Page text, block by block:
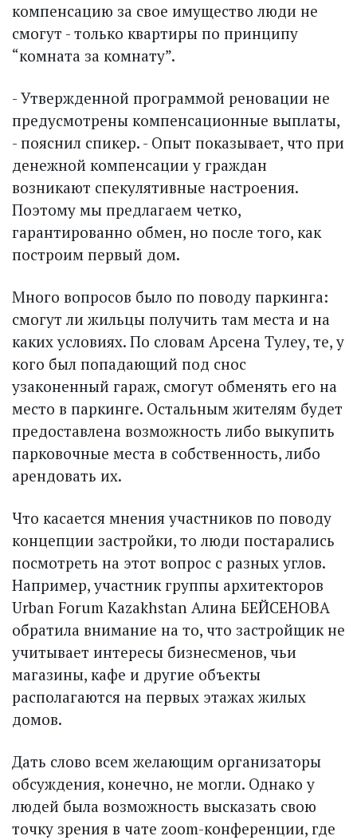
компенсацию за свое имущество люди не
смогут - только квартиры по принципу
“комната за комнату”.
- Утвержденной программой реновации не
предусмотрены компенсационные выплаты,
- пояснил спикер. - Опыт показывает, что при
денежной компенсации у граждан
возникают спекулятивные настроения.
Поэтому мы предлагаем четко,
гарантированно обмен, но после того, как
построим первый дом.
Много вопросов было по поводу паркинга:
смогут ли жильцы получить там места и на
каких условиях. По словам Арсена Тулеу, те, у
кого был попадающий под снос
узаконенный гараж, смогут обменять его на
место в паркинге. Остальным жителям будет
предоставлена возможность либо выкупить
парковочные места в собственность, либо
арендовать их.
Что касается мнения участников по поводу
концепции застройки, то люди постарались
посмотреть на этот вопрос с разных углов.
Например, участник группы архитекторов
Urban Forum Kazakhstan Алина БЕЙСЕНОВА
обратила внимание на то, что застройщик не
учитывает интересы бизнесменов, чьи
магазины, кафе и другие объекты
располагаются на первых этажах жилых
домов.
Дать слово всем желающим организаторы
обсуждения, конечно, не могли. Однако у
людей была возможность высказать свою
точку зрения в чате zoom-конференции, где